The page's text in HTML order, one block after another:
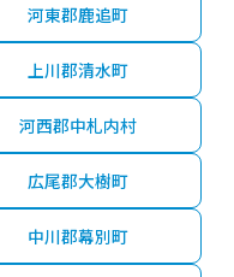
河東郡鹿追町
上川郡清水町
河西郡中札内村
広尾郡大樹町
中川郡幕別町